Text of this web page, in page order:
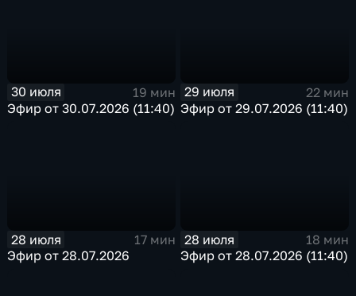
30 июля
19 мин
Эфир от 30.07.2026 (11:40)
29 июля
22 мин
Эфир от 29.07.2026 (11:40)
28 июля
17 мин
Эфир от 28.07.2026
28 июля
18 мин
Эфир от 28.07.2026 (11:40)